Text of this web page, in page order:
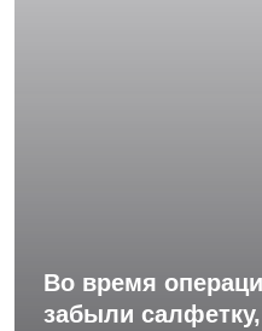
Во время
забыли